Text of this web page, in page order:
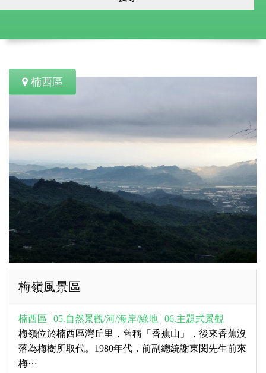
圖
楠西區
梅嶺風景區
楠西區 | 05.自然景觀/河/海岸/綠地 | 06.主題式景觀
梅嶺位於楠西區灣丘里，舊稱「香蕉山」，後來香蕉沒
落為梅樹所取代。1980年代，前副總統謝東閔先生前來
梅⋯